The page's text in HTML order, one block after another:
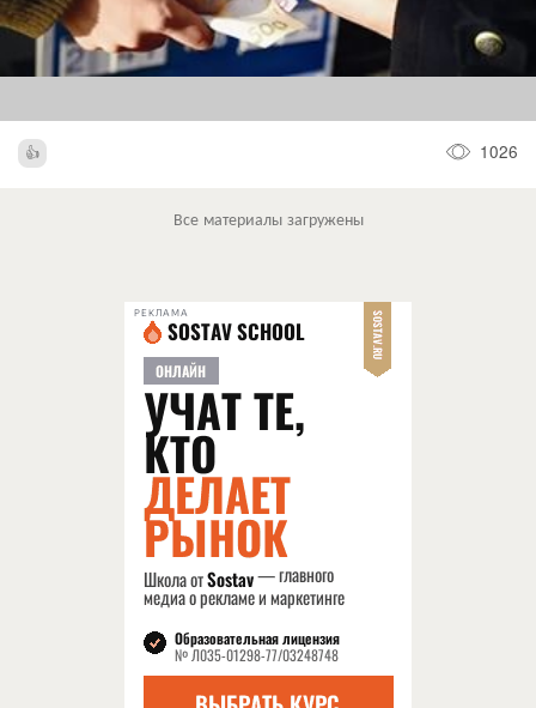
1026
Все материалы загружены
РЕКЛАМА